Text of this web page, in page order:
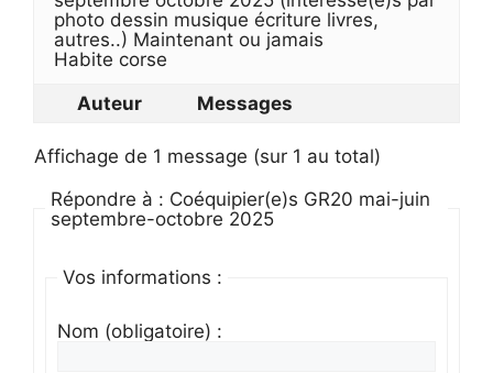
photo dessin musique écriture livres,
autres..) Maintenant ou jamais
Habite corse
Auteur
Messages
Affichage de 1 message (sur 1 au total)
Répondre à : Coéquipier(e)s GR20 mai-juin
septembre-octobre 2025
Vos informations :
Nom (obligatoire) :